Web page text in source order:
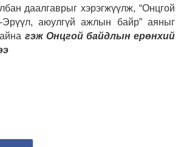
даалгаврыг хэрэгжүүлж, “Онцгой
аюулгүй ажлын байр” аяныг
гэж Онцгой байдлын ерөнхий